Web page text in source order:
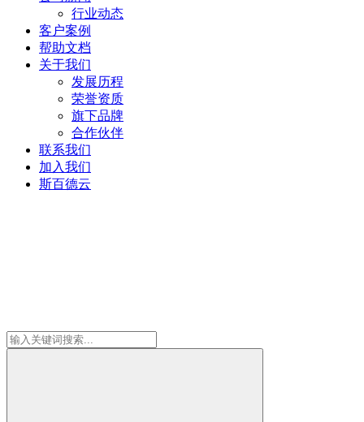
行业动态
客户案例
帮助文档
关于我们
发展历程
荣誉资质
旗下品牌
合作伙伴
联系我们
加入我们
斯百德云